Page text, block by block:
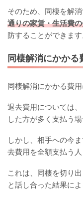
そのため、同棲を解
通りの家賃・生活費
防することができます
同棲解消にかかる
同棲解消にかかる費
退去費用については
した方が多く支払う場
しかし、相手への今
去費用を全額支払う人
これは、同棲を切り
と話し合った結果に